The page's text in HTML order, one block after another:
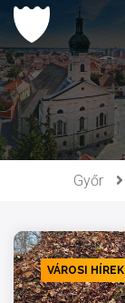
Ugrás
tartalomhoz
Győr
VÁROSI HÍREK